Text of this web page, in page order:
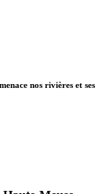
nos rivières et ses